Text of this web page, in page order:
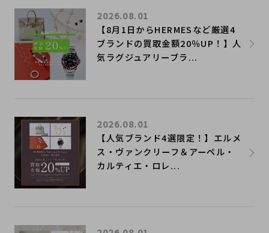
【8月1日からHERMESなど厳選4
ブランドの買取金額20％UP！】人
気ラグジュアリーブラ...
2026.08.01
【人気ブランド4選限定！】エルメ
ス・ヴァンクリーフ＆アーペル・
カルティエ・ロレ...
2026.08.01